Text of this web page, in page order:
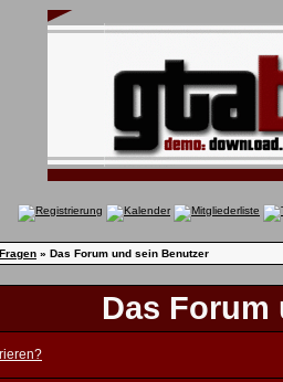
» Das Forum und sein Benutzer
Das